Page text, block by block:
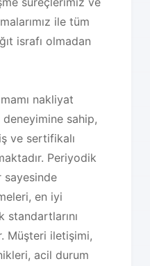
ile tüm
israfı olmadan
nakliyat
deneyimine sahip,
ve sertifikalı
Periyodik
sayesinde
en iyi
standartlarını
Müşteri iletişimi,
acil durum